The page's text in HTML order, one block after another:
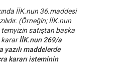
İİK.nun 36.maddesi
(Örneğin; İİK.nun
satıştan başka
kararİİK.nun 269/a
maddelerde
kararı isteminin